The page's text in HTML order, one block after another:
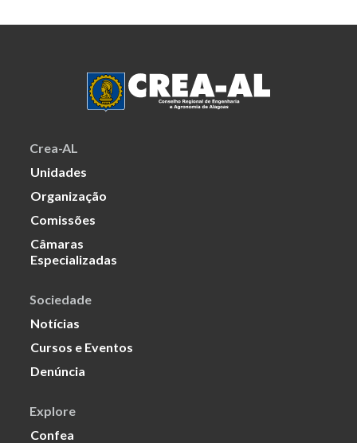
Crea-AL
Unidades
Organização
Comissões
Câmaras
Especializadas
Sociedade
Notícias
Cursos e Eventos
Denúncia
Explore
Confea